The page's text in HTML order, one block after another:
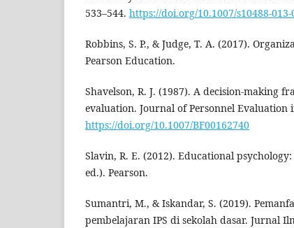
533–544. https://doi.org/10.1007/s10488-013-
Robbins, S. P., & Judge, T. A. (2017).
Pearson Education.
Shavelson, R. J. (1987). A decision-making
evaluation. Journal of Personnel Evaluation
https://doi.org/10.1007/BF00162740
Slavin, R. E. (2012). Educational
ed.). Pearson.
Sumantri, M., & Iskandar, S. (2019).
pembelajaran IPS di sekolah dasar. Jurnal